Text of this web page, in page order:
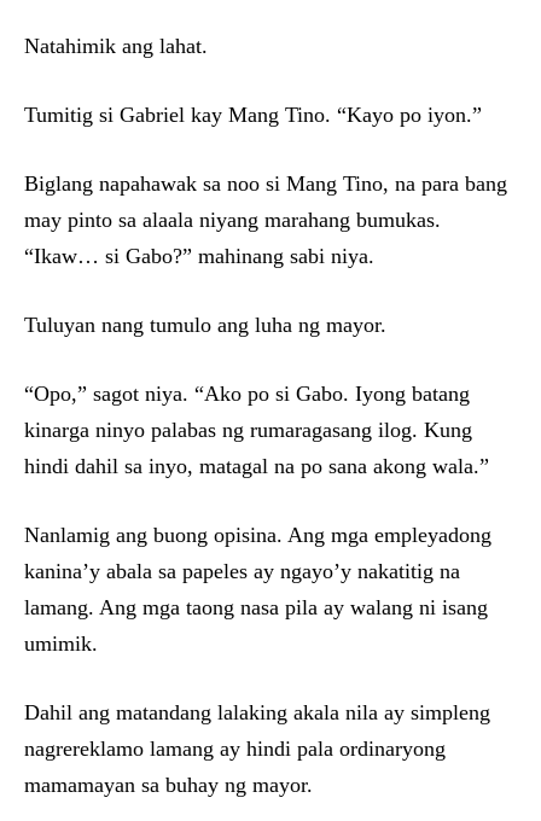
Natahimik ang lahat.
Tumitig si Gabriel kay Mang Tino. “Kayo po iyon.”
Biglang napahawak sa noo si Mang Tino, na para bang
may pinto sa alaala niyang marahang bumukas.
“Ikaw… si Gabo?” mahinang sabi niya.
Tuluyan nang tumulo ang luha ng mayor.
“Opo,” sagot niya. “Ako po si Gabo. Iyong batang
kinarga ninyo palabas ng rumaragasang ilog. Kung
hindi dahil sa inyo, matagal na po sana akong wala.”
Nanlamig ang buong opisina. Ang mga empleyadong
kanina’y abala sa papeles ay ngayo’y nakatitig na
lamang. Ang mga taong nasa pila ay walang ni isang
umimik.
Dahil ang matandang lalaking akala nila ay simpleng
nagrereklamo lamang ay hindi pala ordinaryong
mamamayan sa buhay ng mayor.